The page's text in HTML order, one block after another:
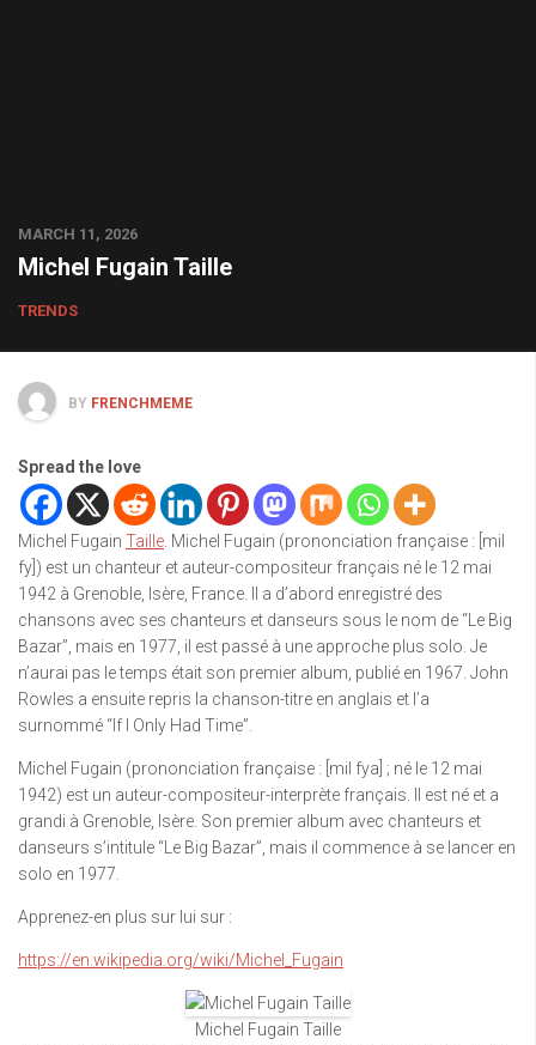
MARCH 11, 2026
Michel Fugain Taille
TRENDS
BY FRENCHMEME
Spread the love
Michel Fugain Taille . Michel Fugain (prononciation française : [mil
fy]) est un chanteur et auteur-compositeur français né le 12 mai
1942 à Grenoble, Isère, France. Il a d’abord enregistré des
chansons avec ses chanteurs et danseurs sous le nom de “Le Big
Bazar”, mais en 1977, il est passé à une approche plus solo. Je
n’aurai pas le temps était son premier album, publié en 1967. John
Rowles a ensuite repris la chanson-titre en anglais et l’a
surnommé “If I Only Had Time”.
Michel Fugain (prononciation française : [mil fya] ; né le 12 mai
1942) est un auteur-compositeur-interprète français. Il est né et a
grandi à Grenoble, Isère. Son premier album avec chanteurs et
danseurs s’intitule “Le Big Bazar”, mais il commence à se lancer en
solo en 1977.
Apprenez-en plus sur lui sur :
https://en.wikipedia.org/wiki/Michel_Fugain
Michel Fugain Taille